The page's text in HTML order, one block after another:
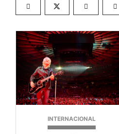
INTERNACIONAL